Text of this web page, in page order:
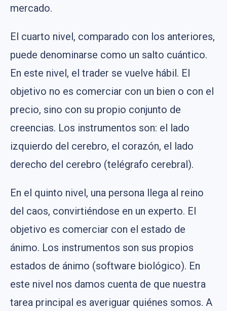
mercado.
El cuarto nivel, comparado con los anteriores,
puede denominarse como un salto cuántico.
En este nivel, el trader se vuelve hábil. El
objetivo no es comerciar con un bien o con el
precio, sino con su propio conjunto de
creencias. Los instrumentos son: el lado
izquierdo del cerebro, el corazón, el lado
derecho del cerebro (telégrafo cerebral).
En el quinto nivel, una persona llega al reino
del caos, convirtiéndose en un experto. El
objetivo es comerciar con el estado de
ánimo. Los instrumentos son sus propios
estados de ánimo (software biológico). En
este nivel nos damos cuenta de que nuestra
tarea principal es averiguar quiénes somos. A